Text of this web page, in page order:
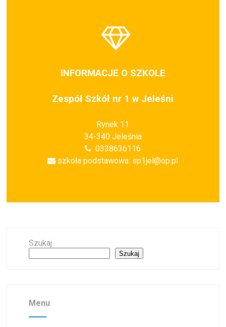
INFORMACJE O SZKOLE
Zespół Szkół nr 1 w Jeleśni
Rynek 11
34-340 Jeleśnia
0338636116
szkoła podstawowa: sp1jel@op.pl
Szukaj
Szukaj
Menu